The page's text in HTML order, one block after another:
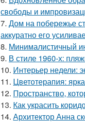
свободы и
7. Дом на побережье
аккуратно его
8. Минималистичный
9. В стиле 1960-х:
10. Интерьер недели:
11. Цветотерапия:
12. Пространство,
13. Как украсить
14. Архитектор Анна